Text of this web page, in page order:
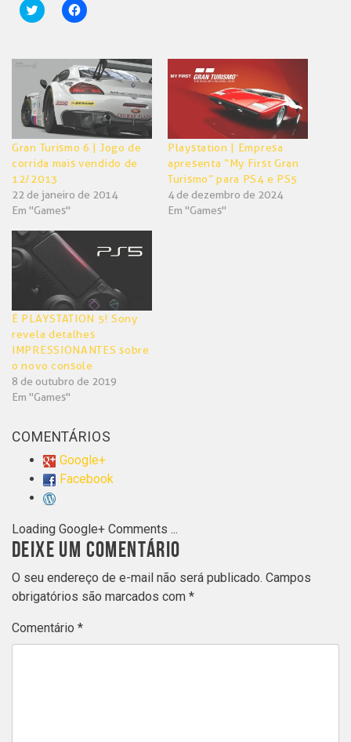
Clique
para
em
nova
janela)
Clique
para
em
nova
janela)
Gran Turismo 6 | Jogo de
corrida mais vendido de
12/2013
22 de janeiro de 2014
Em "Games"
Playstation | Empresa
apresenta “My First Gran
Turismo” para PS4 e PS5
4 de dezembro de 2024
Em "Games"
É PLAYSTATION 5! Sony
revela detalhes
IMPRESSIONANTES sobre
o novo console
8 de outubro de 2019
Em "Games"
COMENTÁRIOS
Google+
Facebook
Loading Google+ Comments ...
DEIXE UM COMENTÁRIO
O seu endereço de e-mail não será publicado. Campos
obrigatórios são marcados com *
Comentário *